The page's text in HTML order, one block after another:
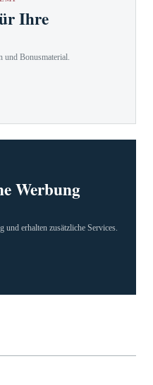
Ihre
und Bonusmaterial.
Werbung
erhalten zusätzliche Services.